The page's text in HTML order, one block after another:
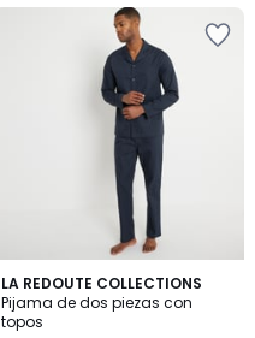
LA REDOUTE COLLECTIONS
Pijama de dos piezas con
topos
4,4
/ 5